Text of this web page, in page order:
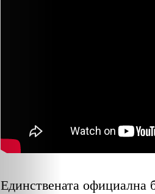
Единствената официална